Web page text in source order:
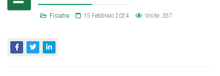
Fisiatra 15 Febbraio 2024 Visite: 357